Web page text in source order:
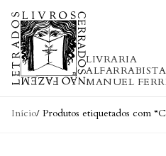
Skip to content
LIVRARIA
ALFARRABISTA
MANUEL
Início/ Produtos etiquetados com